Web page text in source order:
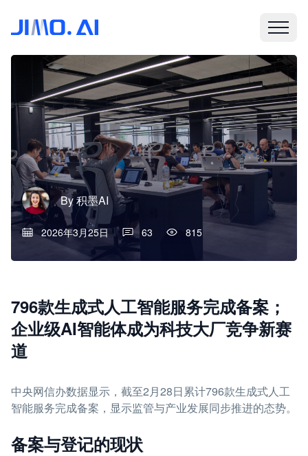
By积墨AI
2026年3月25日 63 815
796款生成式人工智能服务完成备案；
企业级AI智能体成为科技大厂竞争新赛
道
中央网信办数据显示，截至2月28日累计796款生成式人工
智能服务完成备案，显示监管与产业发展同步推进的态势。
备案与登记的现状